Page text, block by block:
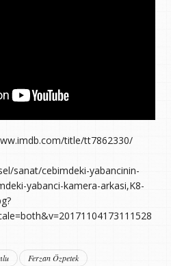
title/tt7862330/
sanat/cebimdeki-yabancinin-
yabanci-kamera-arkasi,K8-
Ferzan Özpetek